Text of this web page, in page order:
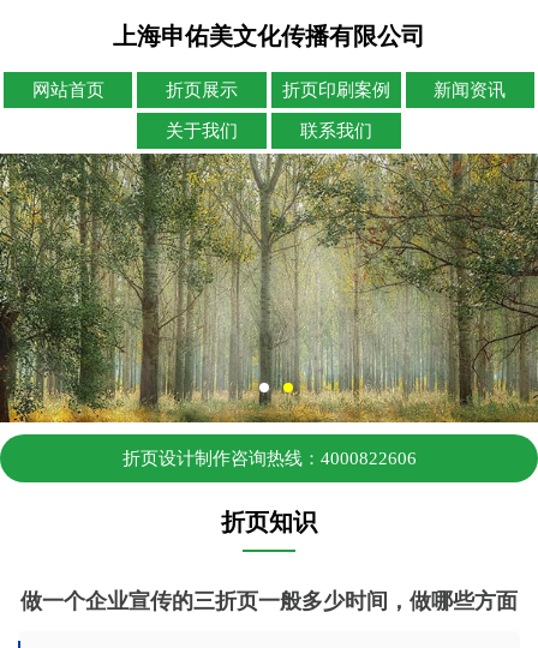
上海申佑美文化传播有限公司
网站首页 折页展示 折页印刷案例 新闻资讯
关于我们 联系我们
折页设计制作咨询热线：4000822606
折页知识
做一个企业宣传的三折页一般多少时间，做哪些方面